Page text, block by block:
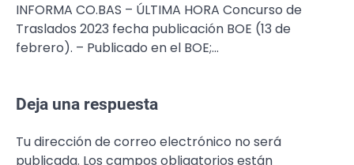
INFORMA CO.BAS – ÚLTIMA HORA Concurso de
Traslados 2023 fecha publicación BOE (13 de
febrero). – Publicado en el BOE;…
Deja una respuesta
Tu dirección de correo electrónico no será
publicada. Los campos obligatorios están